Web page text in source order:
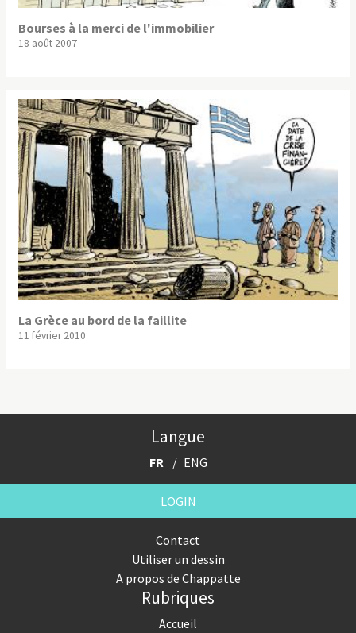
Bourses à la merci de l'immobilier
18 août 2007
La Grèce au bord de la faillite
11 février 2010
Langue
FR ENG
LOGIN
Contact
Utiliser un dessin
A propos de Chappatte
Rubriques
Accueil